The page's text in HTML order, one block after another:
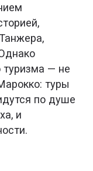
туризма — не
туры
по душе
и